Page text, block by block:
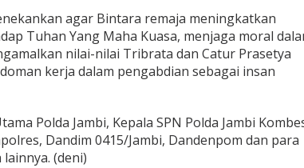
agar Bintara remaja meningkatkan
Tuhan Yang Maha Kuasa, menjaga moral
nilai-nilai Tribrata dan Catur Prasetya
kerja dalam pengabdian sebagai insan
Polda Jambi, Kepala SPN Polda Jambi
Dandim 0415/Jambi, Dandenpom dan para
(deni)